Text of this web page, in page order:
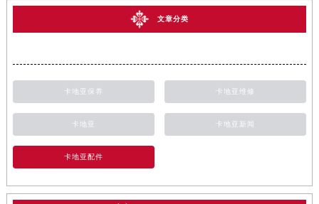
文章分类
卡地亚保养 卡地亚维修
卡地亚 卡地亚新闻
卡地亚配件